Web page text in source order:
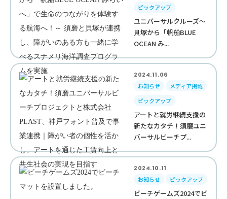
ピックアップ
ユニバーサルクルーズ～
貝塚から「帆船BLUE
OCEAN み...
2024.11.06
お知らせ
メディア掲載
ピックアップ
アートと就労継続支援の
新たなカタチ！須磨ユニ
バーサルビーチプ...
2024.10.11
お知らせ
ピックアップ
ビーチゲームズ2024でビ